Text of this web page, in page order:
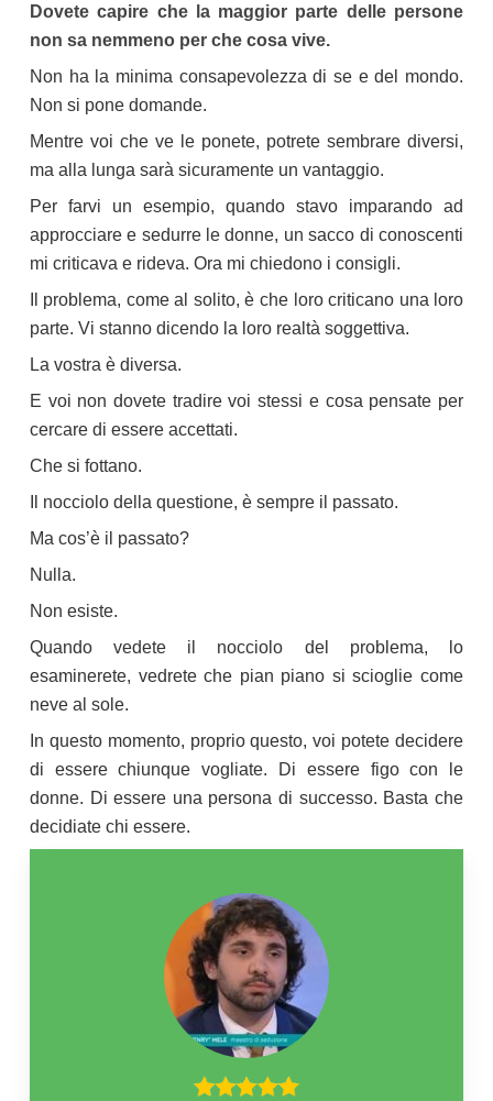
Dovete capire che la maggior parte delle persone
non sa nemmeno per che cosa vive.
Non ha la minima consapevolezza di se e del mondo.
Non si pone domande.
Mentre voi che ve le ponete, potrete sembrare diversi,
ma alla lunga sarà sicuramente un vantaggio.
Per farvi un esempio, quando stavo imparando ad
approcciare e sedurre le donne, un sacco di conoscenti
mi criticava e rideva. Ora mi chiedono i consigli.
Il problema, come al solito, è che loro criticano una loro
parte. Vi stanno dicendo la loro realtà soggettiva.
La vostra è diversa.
E voi non dovete tradire voi stessi e cosa pensate per
cercare di essere accettati.
Che si fottano.
Il nocciolo della questione, è sempre il passato.
Ma cos’è il passato?
Nulla.
Non esiste.
Quando vedete il nocciolo del problema, lo
esaminerete, vedrete che pian piano si scioglie come
neve al sole.
In questo momento, proprio questo, voi potete decidere
di essere chiunque vogliate. Di essere figo con le
donne. Di essere una persona di successo. Basta che
decidiate chi essere.